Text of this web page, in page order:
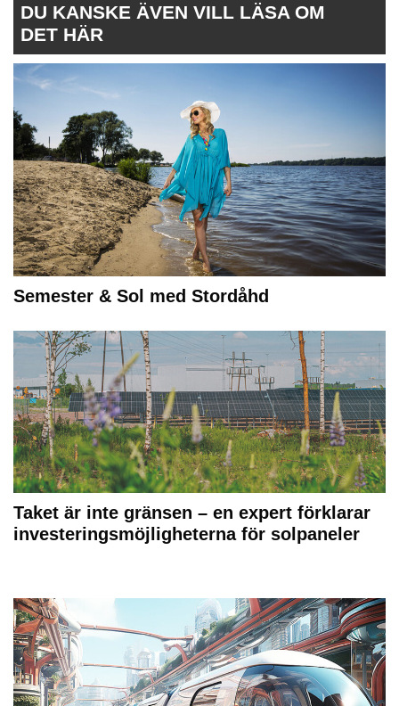
DU KANSKE ÄVEN VILL LÄSA OM
DET HÄR
Semester & Sol med Stordåhd
Taket är inte gränsen – en expert förklarar
investeringsmöjligheterna för solpaneler